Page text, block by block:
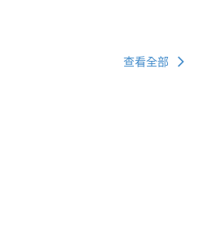
查看全部